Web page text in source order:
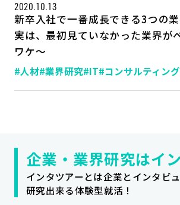
2020.10.13
新卒入社で一番成長できる3つの
実は、最初見ていなかった業界が
ワケ～
#人材#業界研究#IT#コンサルティング
企業・業界研究はイ
インタツアーとは企業とインタビ
研究出来る体験型就活！